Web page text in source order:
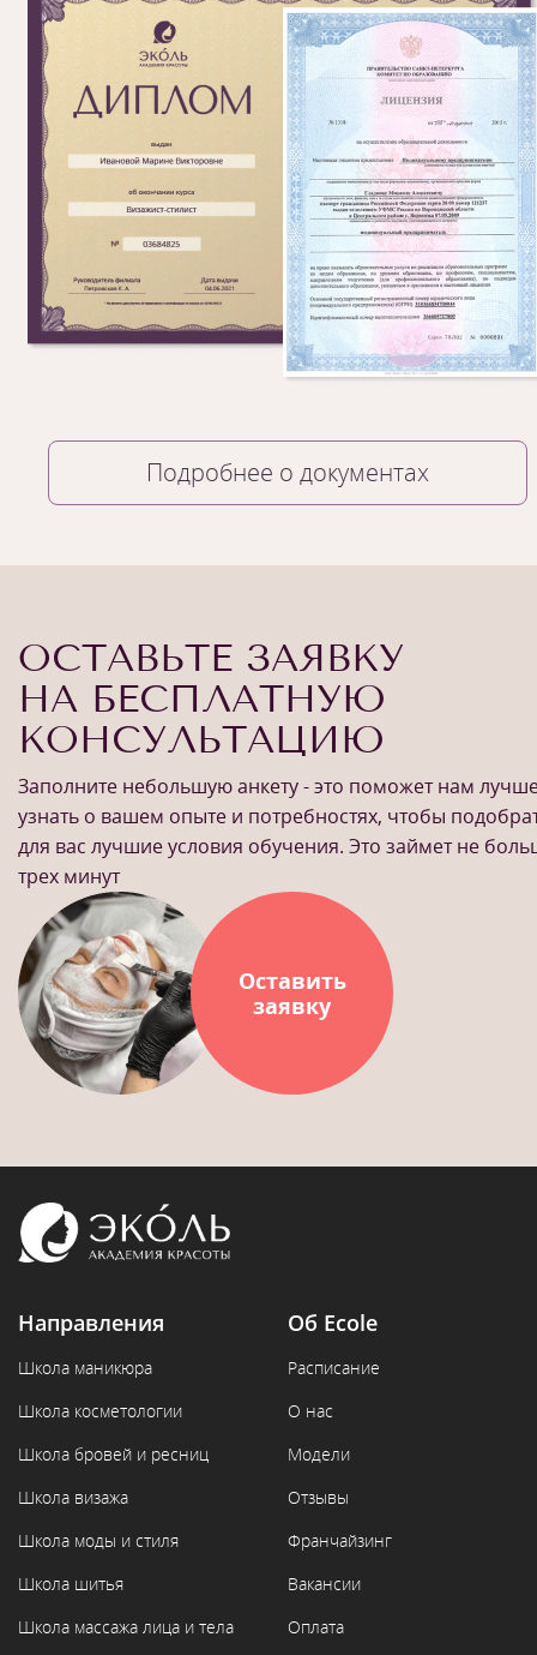
Подробнее о документах
ОСТАВЬТЕ ЗАЯВКУ
НА БЕСПЛАТНУЮ
КОНСУЛЬТАЦИЮ
Заполните небольшую анкету - это поможет нам
узнать о вашем опыте и потребностях, чтобы
для вас лучшие условия обучения. Это займет не
трех минут
Оставить
заявку
Направления
Школа маникюра
Школа косметологии
Школа бровей и ресниц
Школа визажа
Школа моды и стиля
Школа шитья
Школа массажа лица и тела
Об Ecole
Расписание
О нас
Модели
Отзывы
Франчайзинг
Вакансии
Оплата